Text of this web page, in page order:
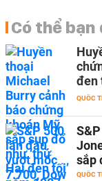
Có thể
đen
QUỐC
sắp
QUỐC